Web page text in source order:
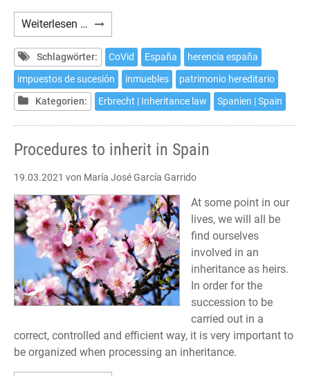
Weiterlesen … Trámites
para
heredar
en
España
Schlagwörter: CoVid España
herencia españa
impuestos de sucesión
inmuebles
patrimonio hereditario
Kategorien:
Erbrecht | Inheritance law Spanien | Spain
Procedures to inherit in Spain
19.03.2021 von María José García Garrido
At some point in our
lives, we will all be
find ourselves
involved in an
inheritance as heirs.
In order for the
succession to be
carried out in a
correct, controlled and efficient way, it is very important to
be organized when processing an inheritance.